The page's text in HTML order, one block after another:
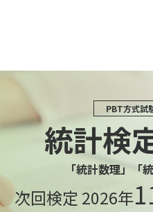
PBT方式試
統計検
「統計数理」「
次回検定 2026年